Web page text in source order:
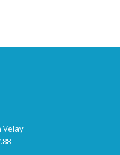
Velay